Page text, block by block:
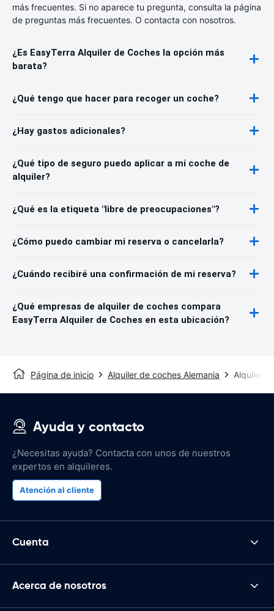
más frecuentes. Si no aparece tu pregunta, consulta la página
de preguntas más frecuentes. O contacta con nosotros.
¿Es EasyTerra Alquiler de Coches la opción más
barata?
¿Qué tengo que hacer para recoger un coche?
¿Hay gastos adicionales?
¿Qué tipo de seguro puedo aplicar a mi coche de
alquiler?
¿Qué es la etiqueta "libre de preocupaciones"?
¿Cómo puedo cambiar mi reserva o cancelarla?
¿Cuándo recibiré una confirmación de mi reserva?
¿Qué empresas de alquiler de coches compara
EasyTerra Alquiler de Coches en esta ubicación?
Página de inicio Alquiler de coches Alemania Alquiler
Ayuda y contacto
¿Necesitas ayuda? Contacta con unos de nuestros
expertos en alquileres.
Atención al cliente
Cuenta
Acerca de nosotros